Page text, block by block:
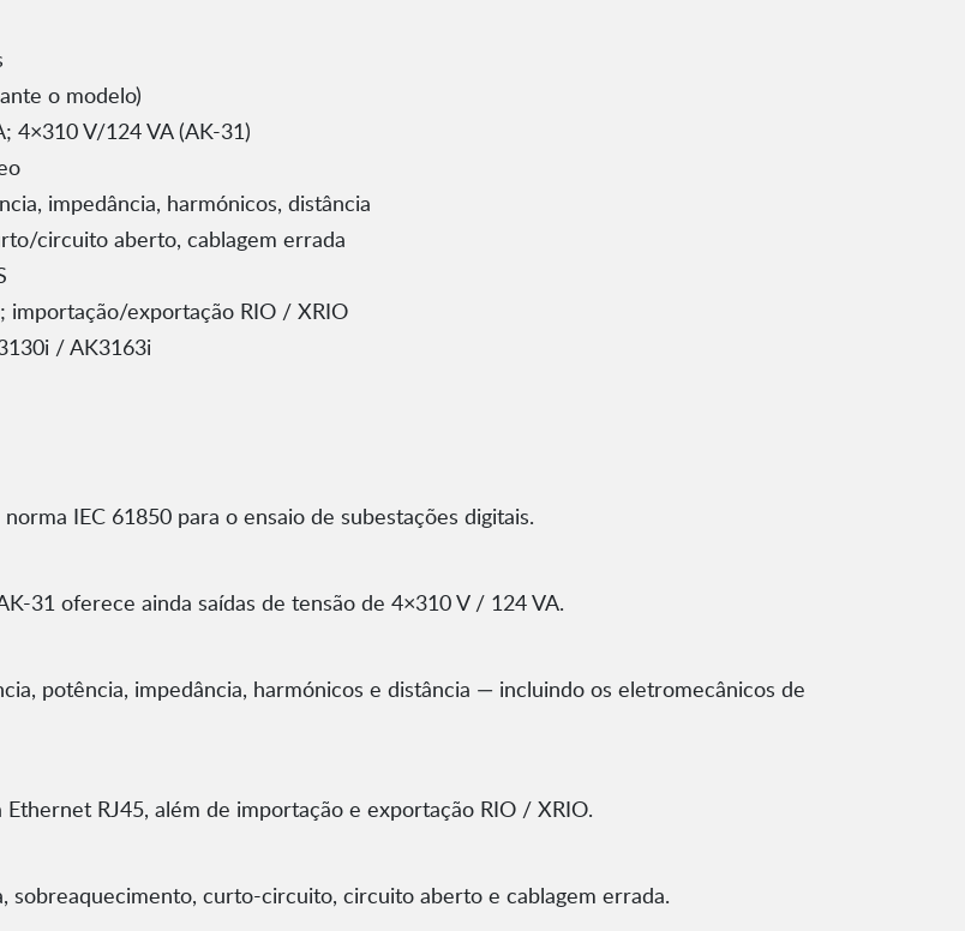
o modelo)
4×310 V/124 VA (AK-31)
impedância, harmónicos, distância
circuito aberto, cablagem errada
importação/exportação RIO / XRIO
/ AK3163i
IEC 61850 para o ensaio de subestações digitais.
31 oferece ainda saídas de tensão de 4×310 V / 124 VA.
potência, impedância, harmónicos e distância — incluindo os eletromecânicos de
RJ45, além de importação e exportação RIO / XRIO.
curto-circuito, circuito aberto e cablagem errada.